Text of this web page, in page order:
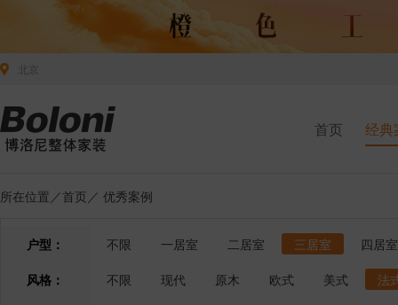
首页 经典
所在位置／首页 ／ 优秀案例
户型： 不限 一居室 二居室 三居室
四居室
风格：
不限 现代 原木 欧式 美式
法